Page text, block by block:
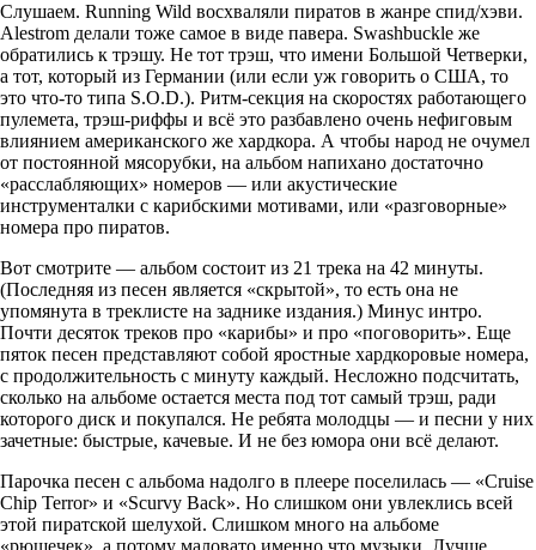
Слушаем. Running Wild восхваляли пиратов в жанре спид/хэви.
Alestrom делали тоже самое в виде павера. Swashbuckle же
обратились к трэшу. Не тот трэш, что имени Большой Четверки,
а тот, который из Германии (или если уж говорить о США, то
это что-то типа S.O.D.). Ритм-секция на скоростях работающего
пулемета, трэш-риффы и всё это разбавлено очень нефиговым
влиянием американского же хардкора. А чтобы народ не очумел
от постоянной мясорубки, на альбом напихано достаточно
«расслабляющих» номеров — или акустические
инструменталки с карибскими мотивами, или «разговорные»
номера про пиратов.
Вот смотрите — альбом состоит из 21 трека на 42 минуты.
(Последняя из песен является «скрытой», то есть она не
упомянута в треклисте на заднике издания.) Минус интро.
Почти десяток треков про «карибы» и про «поговорить». Еще
пяток песен представляют собой яростные хардкоровые номера,
с продолжительность с минуту каждый. Несложно подсчитать,
сколько на альбоме остается места под тот самый трэш, ради
которого диск и покупался. Не ребята молодцы — и песни у них
зачетные: быстрые, качевые. И не без юмора они всё делают.
Парочка песен с альбома надолго в плеере поселилась — «Cruise
Chip Terror» и «Scurvy Back». Но слишком они увлеклись всей
этой пиратской шелухой. Слишком много на альбоме